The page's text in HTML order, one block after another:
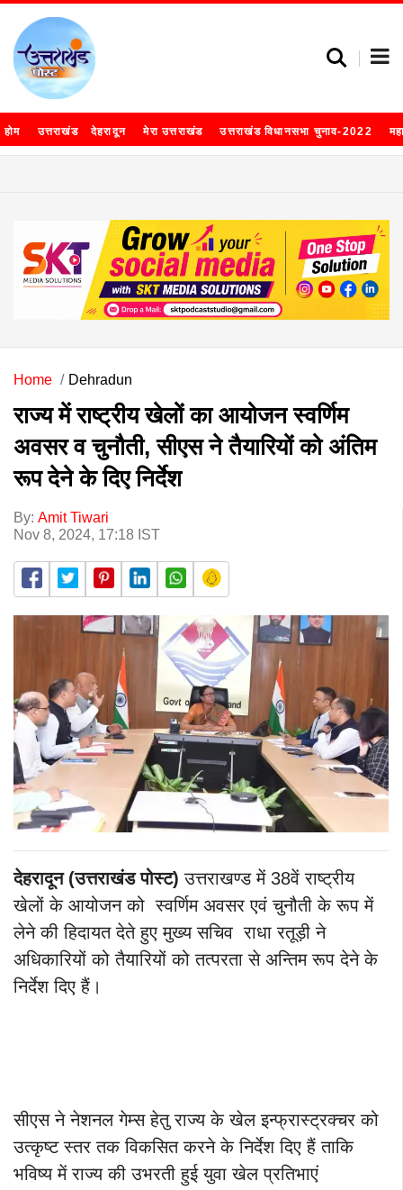
होम उत्तराखंड देहरादून मेरा उत्तराखंड उत्तराखंड विधानसभा चुनाव-2022
Home Dehradun
राज्य में राष्ट्रीय खेलों का आयोजन स्वर्णिम
अवसर व चुनौती, सीएस ने तैयारियों को अंतिम
रूप देने के दिए निर्देश
By: Amit Tiwari
Nov 8, 2024, 17:18 IST
देहरादून (उत्तराखंड पोस्ट) उत्तराखण्ड में 38वें राष्ट्रीय
खेलों के आयोजन को स्वर्णिम अवसर एवं चुनौती के रूप में
लेने की हिदायत देते हुए मुख्य सचिव राधा रतूड़ी ने
अधिकारियों को तैयारियों को तत्परता से अन्तिम रूप देने के
निर्देश दिए हैं।
सीएस ने नेशनल गेम्स हेतु राज्य के खेल इन्फ्रास्ट्रक्चर को
उत्कृष्ट स्तर तक विकसित करने के निर्देश दिए हैं ताकि
भविष्य में राज्य की उभरती हुई युवा खेल प्रतिभाएं